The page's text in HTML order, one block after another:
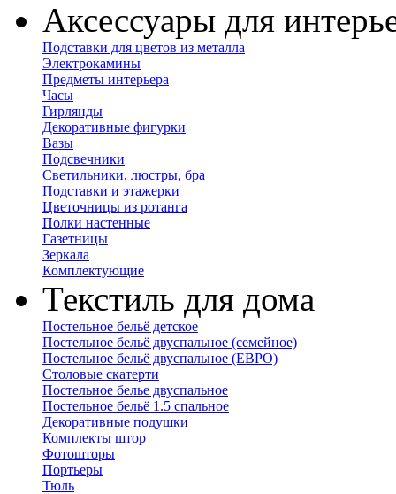
Аксессуары для
Подставки для цветов из металла
Электрокамины
Предметы интерьера
Часы
Гирлянды
Декоративные фигурки
Вазы
Подсвечники
Светильники, люстры, бра
Подставки и этажерки
Цветочницы из ротанга
Полки настенные
Газетницы
Зеркала
Комплектующие
Текстиль для дома
Постельное бельё детское
Постельное бельё двуспальное (семейное)
Постельное бельё двуспальное (ЕВРО)
Столовые скатерти
Постельное белье двуспальное
Постельное бельё 1.5 спальное
Декоративные подушки
Комплекты штор
Фотошторы
Портьеры
Тюль